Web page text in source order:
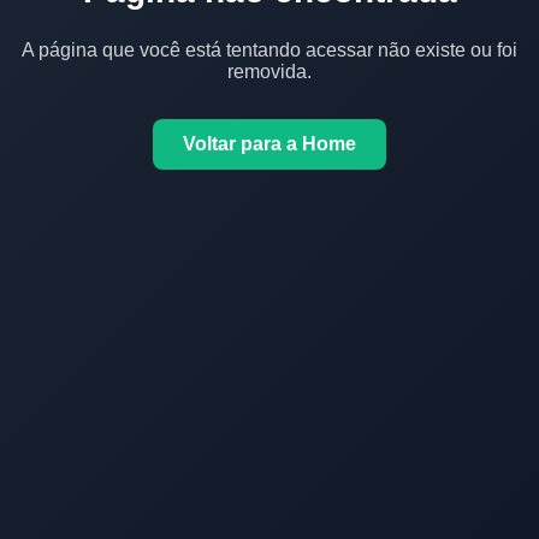
A página que você está tentando acessar não existe ou foi
removida.
Voltar para a Home